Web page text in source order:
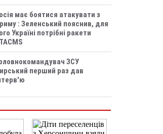
має боятися атакувати з
: Зеленський пояснив, для
Україні потрібні ракети
ЗСУ
перший раз дав